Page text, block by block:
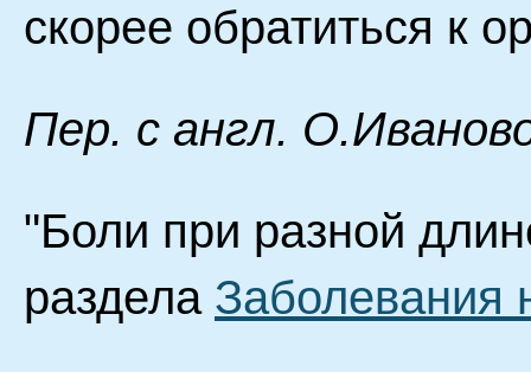
скорее обратиться к
Пер. с англ.
"Боли при разной
раздела Заболевания